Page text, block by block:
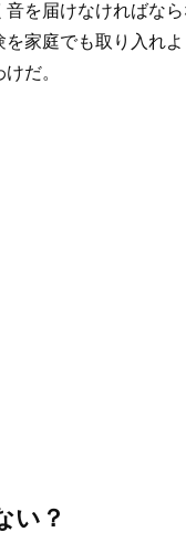
を届けなければな
家庭でも取り入れ
だ。
い？